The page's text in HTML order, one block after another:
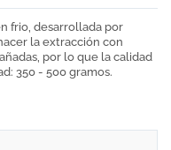
frio, desarrollada por
la extracción con
por lo que la calidad
350 - 500 gramos.